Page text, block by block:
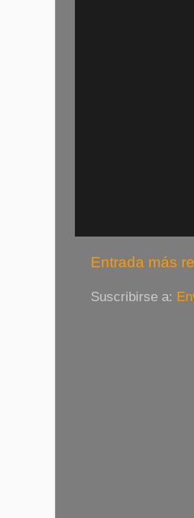
Entrada más
Suscribirse a: